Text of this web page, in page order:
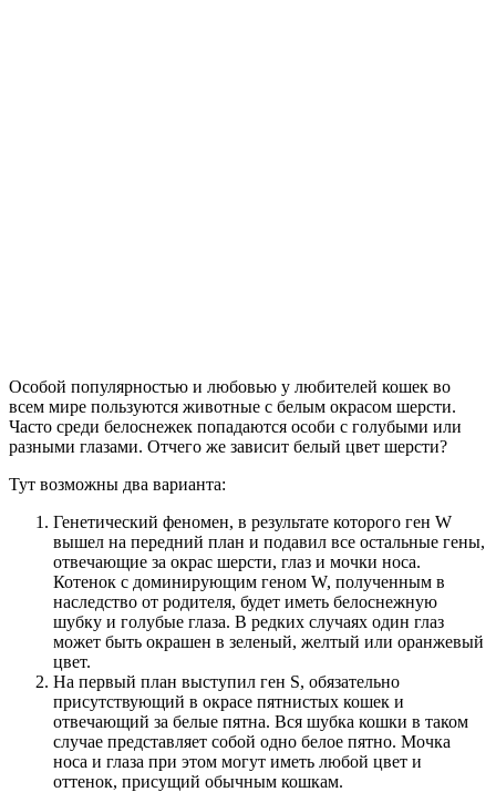
Особой популярностью и любовью у любителей кошек во
всем мире пользуются животные с белым окрасом шерсти.
Часто среди белоснежек попадаются особи с голубыми или
разными глазами. Отчего же зависит белый цвет шерсти?
Тут возможны два варианта:
Генетический феномен, в результате которого ген W
вышел на передний план и подавил все остальные гены,
отвечающие за окрас шерсти, глаз и мочки носа.
Котенок с доминирующим геном W, полученным в
наследство от родителя, будет иметь белоснежную
шубку и голубые глаза. В редких случаях один глаз
может быть окрашен в зеленый, желтый или оранжевый
цвет.
На первый план выступил ген S, обязательно
присутствующий в окрасе пятнистых кошек и
отвечающий за белые пятна. Вся шубка кошки в таком
случае представляет собой одно белое пятно. Мочка
носа и глаза при этом могут иметь любой цвет и
оттенок, присущий обычным кошкам.